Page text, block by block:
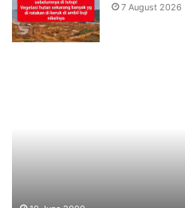
7 August 2026